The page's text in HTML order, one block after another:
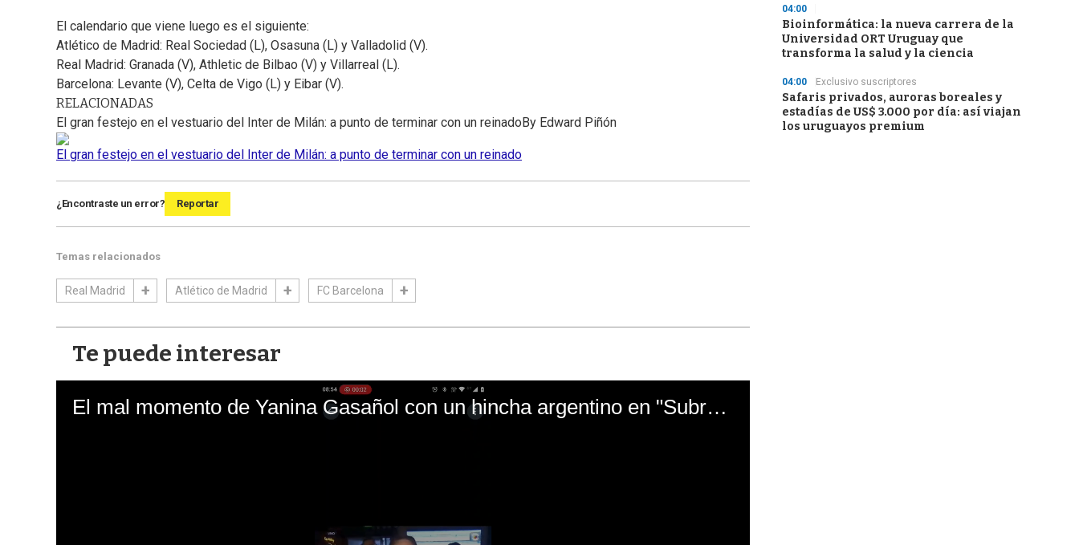
El calendario que viene luego es el siguiente:
Atlético de Madrid: Real Sociedad (L), Osasuna (L) y Valladolid (V).
Real Madrid: Granada (V), Athletic de Bilbao (V) y Villarreal (L).
Barcelona: Levante (V), Celta de Vigo (L) y Eibar (V).
RELACIONADAS
El gran festejo en el vestuario del Inter de Milán: a punto de terminar con un reinado By Edward Piñón
El gran festejo en el vestuario del Inter de Milán: a punto de terminar con un reinado
¿Encontraste un error? Reportar
Temas relacionados
Real Madrid Atlético de Madrid FC Barcelona
Te puede interesar
El mal momento de Yanina Gasañol con un hincha argentino en "Subrayado"
04:00
Bioinformática: la nueva carrera de la
Universidad ORT Uruguay que
transforma la salud y la ciencia
04:00 Exclusivo suscriptores
Safaris privados, auroras boreales y
estadías de US$ 3.000 por día: así viajan
los uruguayos premium